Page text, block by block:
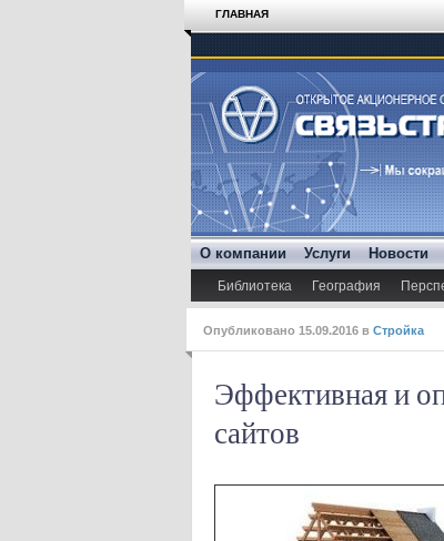
ГЛАВНАЯ
О компании Услуги Новости
Библиотека География
Опубликовано 15.09.2016 в Стройка
Эффективная и
сайтов